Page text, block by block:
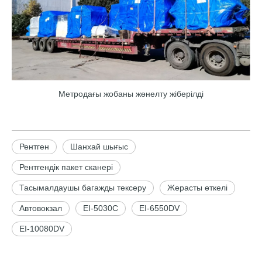
Метродағы жобаны жөнелту жіберілді
Рентген Шанхай шығыс
Рентгендік пакет сканері
Тасымалдаушы багажды тексеру Жерасты өткелі
Автовокзал EI-5030C EI-6550DV
EI-10080DV